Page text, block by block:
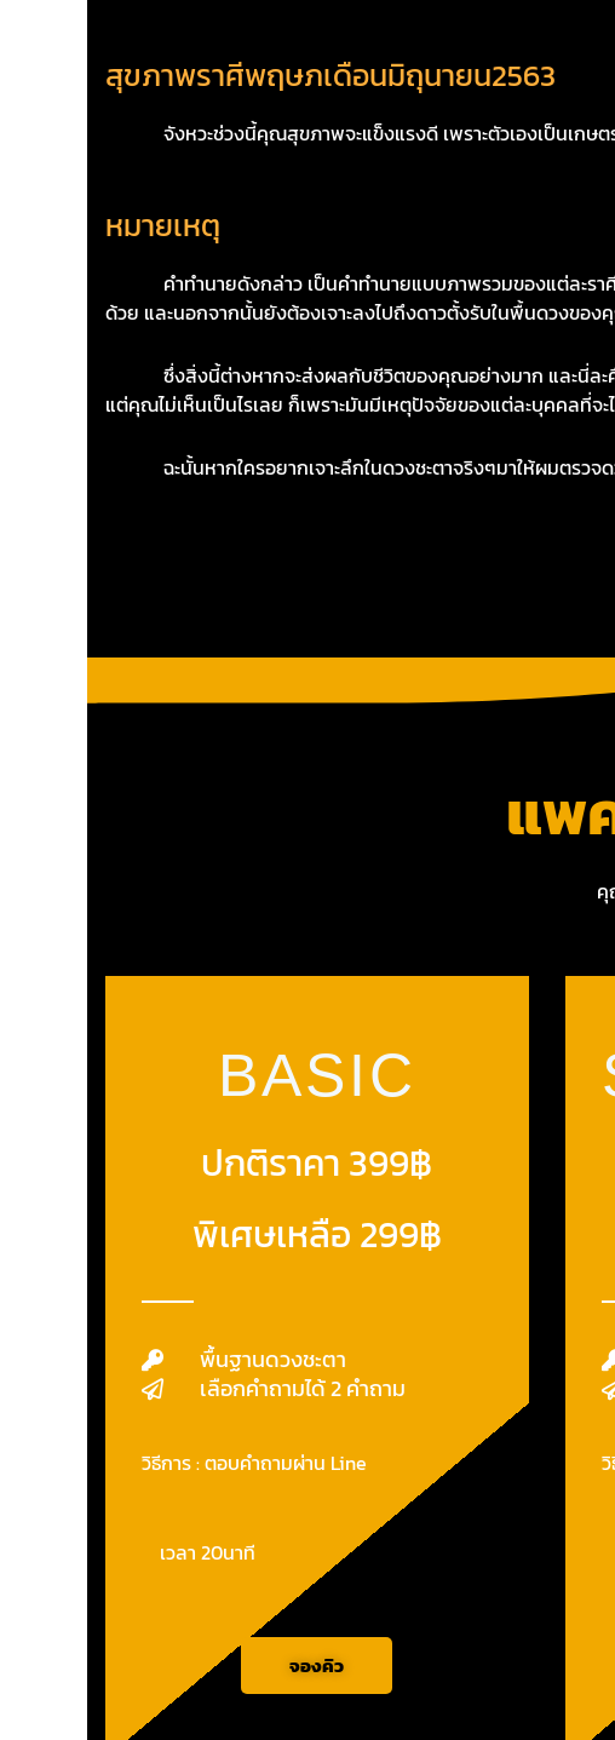
สุขภาพราศีพฤษภเดือนมิถุนายน2563
จังหวะช่วงนี้คุณสุขภาพจะแข็งแรงดี เพราะตัวเองเป็นเกษต
หมายเหตุ
คำทำนายดังกล่าว เป็นคำทำนายแบบภาพรวมของแต่ละราศีเ
ด้วย และนอกจากนั้นยังต้องเจาะลงไปถึงดาวตั้งรับในพื้นดวงขอ
ซึ่งสิ่งนี้ต่างหากจะส่งผลกับชีวิตของคุณอย่างมาก และนี่ละคื
แต่คุณไม่เห็นเป็นไรเลย ก็เพราะมันมีเหตุปัจจัยของแต่ละบุคคลที่จ
ฉะนั้นหากใครอยากเจาะลึกในดวงชะตาจริงๆมาให้ผมตรวจดว
แพ
คุ
BASIC
ปกติราคา 399฿
พิเศษเหลือ 299฿
พื้นฐานดวงชะตา
เลือกคำถามได้ 2 คำถาม
วิธีการ : ตอบคำถามผ่าน Line
เวลา 20นาที
จองคิว